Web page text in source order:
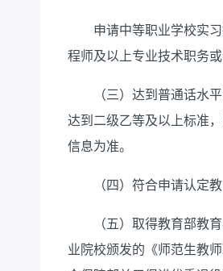
申请中等职业学校实习
程师及以上专业技术职务
（三）达到普通话水平
达到二级乙等及以上标准
信息为准。
（四）符合申请认定教
（五）取得教育部教育
业院校颁发的《师范生教